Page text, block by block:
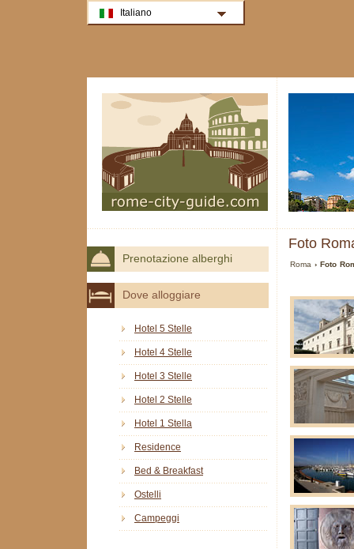
Foto
Roma › Foto
Prenotazione alberghi
Dove alloggiare
Hotel 5 Stelle
Hotel 4 Stelle
Hotel 3 Stelle
Hotel 2 Stelle
Hotel 1 Stella
Residence
Bed & Breakfast
Ostelli
Campeggi
Italiano